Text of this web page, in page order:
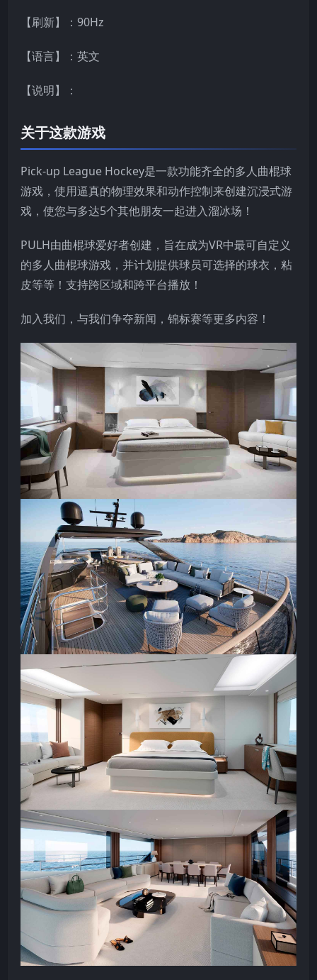
【刷新】：90Hz
【语言】：英文
【说明】：
关于这款游戏
Pick-up League Hockey是一款功能齐全的多人曲棍球
游戏，使用逼真的物理效果和动作控制来创建沉浸式游
戏，使您与多达5个其他朋友一起进入溜冰场！
PULH由曲棍球爱好者创建，旨在成为VR中最可自定义
的多人曲棍球游戏，并计划提供球员可选择的球衣，粘
皮等等！支持跨区域和跨平台播放！
加入我们，与我们争夺新闻，锦标赛等更多内容！